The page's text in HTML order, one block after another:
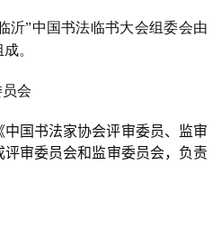
沂”中国书法临书大会组委会由
。
会
国书法家协会评审委员、监审
审委员会和监审委员会，负责